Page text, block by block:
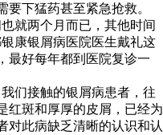
下猛药甚至紧急抢救。
就两个月而已，其他时间
康银屑病医院医生戴礼这
最好每年都到医院复诊一
们接触的银屑病患者，往
红斑和厚厚的皮屑，已经为
对此病缺乏清晰的认识和认